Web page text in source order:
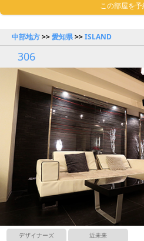
この部屋を予
中部地方>>愛知県>>ISLAND
306
デザイナーズ 近未来